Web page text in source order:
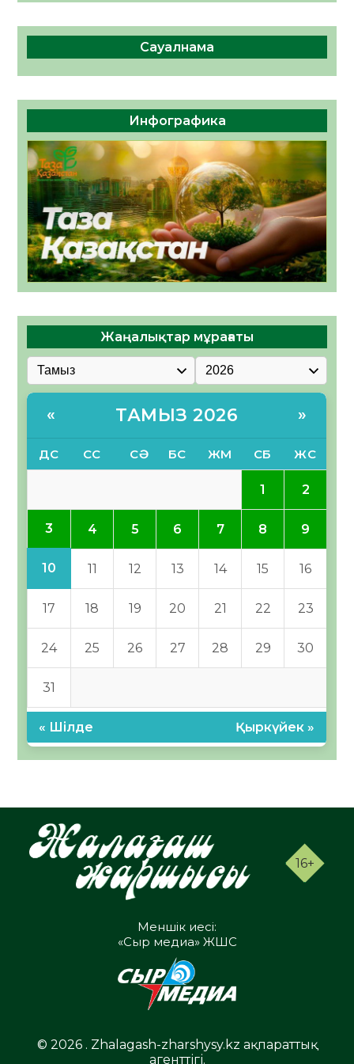
Сауалнама
Инфографика
Жаңалықтар мұрағаты
« ТАМЫЗ 2026 »
ДС СС СӘ БС ЖМ СБ ЖС
1 2
3 4 5 6 7 8 9
10 11 12 13 14 15 16
17 18 19 20 21 22 23
24 25 26 27 28 29 30
31
« Шілде Қыркүйек »
16+
Меншік иесі:
«Сыр медиа» ЖШС
© 2026 . Zhalagash-zharshysy.kz ақпараттық
агенттігі.